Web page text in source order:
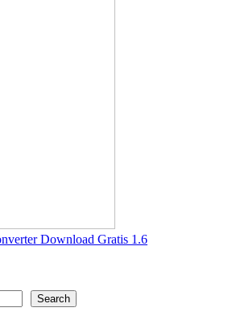
Download Gratis 1.6
Search